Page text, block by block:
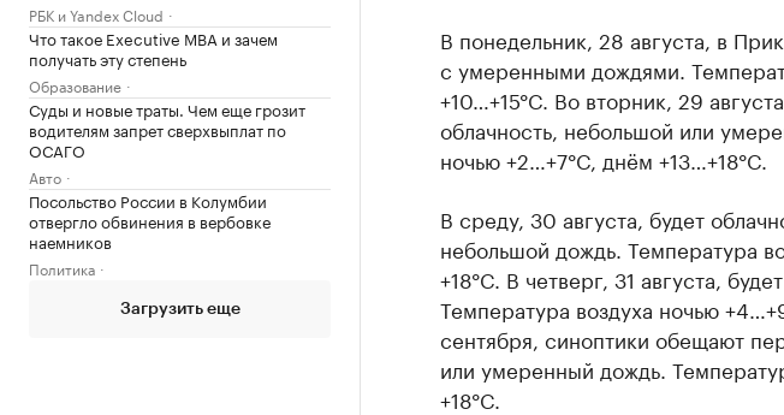
РБК и Yandex Cloud
Что такое Executive MBA и зачем
получать эту степень
Образование
Суды и новые траты. Чем еще грозит
водителям запрет сверхвыплат по
ОСАГО
Авто
Посольство России в Колумбии
отвергло обвинения в вербовке
наемников
Политика
Загрузить еще
В понедельник, 28 августа, в
с умеренными дождями.
+10…+15°C. Во вторник, 29
облачность, небольшой или
ночью +2…+7°C, днём +13…+18°C.
В среду, 30 августа, будет
небольшой дождь. Температура
+18°C. В четверг, 31 августа,
Температура воздуха ночью
сентября, синоптики обещают
или умеренный дождь.
+18°C.